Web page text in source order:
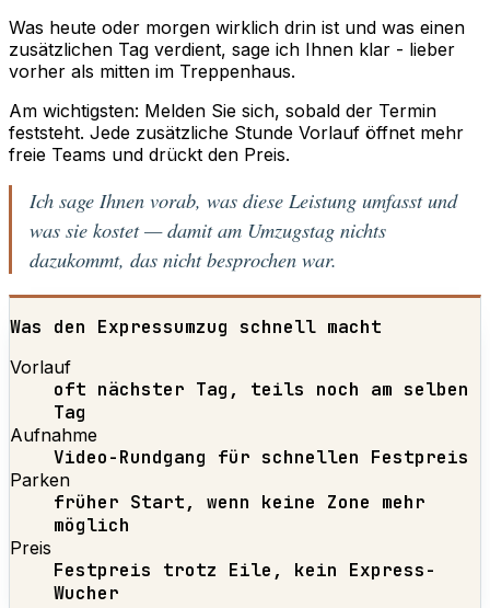
Was heute oder morgen wirklich drin ist und was einen
zusätzlichen Tag verdient, sage ich Ihnen klar - lieber
vorher als mitten im Treppenhaus.
Am wichtigsten: Melden Sie sich, sobald der Termin
feststeht. Jede zusätzliche Stunde Vorlauf öffnet mehr
freie Teams und drückt den Preis.
Ich sage Ihnen vorab, was diese Leistung umfasst und
was sie kostet — damit am Umzugstag nichts
dazukommt, das nicht besprochen war.
Was den Expressumzug schnell macht
Vorlauf
oft nächster Tag, teils noch am selben
Tag
Aufnahme
Video-Rundgang für schnellen Festpreis
Parken
früher Start, wenn keine Zone mehr
möglich
Preis
Festpreis trotz Eile, kein Express-
Wucher